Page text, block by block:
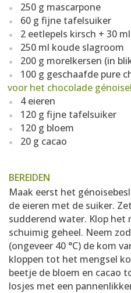
250 g mascarpone
60 g fijne tafelsuiker
2 eetlepels kirsch + 30
250 ml koude slagroom
200 g morelkersen (in
100 g geschaafde pure
voor het chocolade
4 eieren
120 g fijne tafelsuiker
120 g bloem
20 g cacao
BEREIDEN
Maak eerst het
de eieren met de suiker.
sudderend water. Klop
schuimig geheel. Neem
(ongeveer 40 °C) de kom
kloppen tot het mengsel
beetje de bloem en cacao
losjes met een